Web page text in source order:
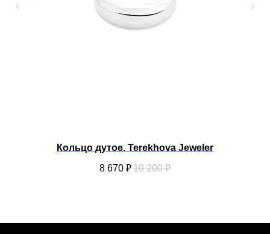
Кольцо дутое. Terekhova Jeweler
8 670 ₽10 200 ₽